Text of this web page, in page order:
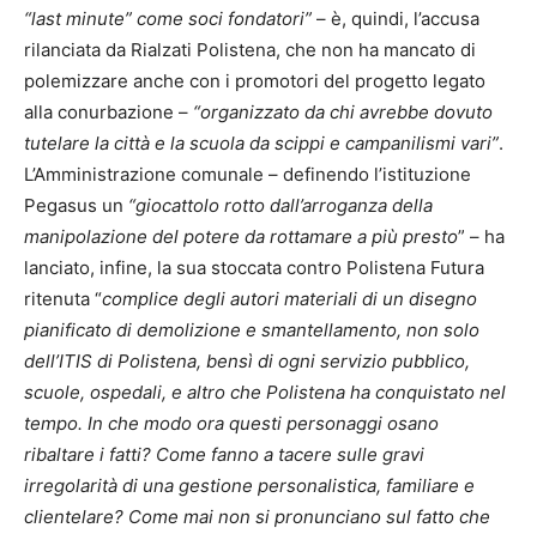
“last minute” come soci fondatori” – è, quindi, l’accusa
rilanciata da Rialzati Polistena, che non ha mancato di
polemizzare anche con i promotori del progetto legato
alla conurbazione – “organizzato da chi avrebbe dovuto
tutelare la città e la scuola da scippi e campanilismi vari”.
L’Amministrazione comunale – definendo l’istituzione
Pegasus un “giocattolo rotto dall’arroganza della
manipolazione del potere da rottamare a più presto” – ha
lanciato, infine, la sua stoccata contro Polistena Futura
ritenuta “complice degli autori materiali di un disegno
pianificato di demolizione e smantellamento, non solo
dell’ITIS di Polistena, bensì di ogni servizio pubblico,
scuole, ospedali, e altro che Polistena ha conquistato nel
tempo. In che modo ora questi personaggi osano
ribaltare i fatti? Come fanno a tacere sulle gravi
irregolarità di una gestione personalistica, familiare e
clientelare? Come mai non si pronunciano sul fatto che